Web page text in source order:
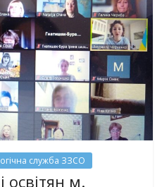
служба ЗЗСО
освітян м.